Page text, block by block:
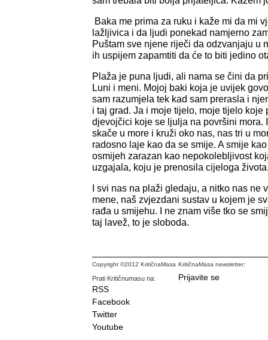
Baka me prima za ruku i kaže mi da mi
lažljivica i da ljudi ponekad namjerno
Puštam sve njene riječi da odzvanjaju u
ih uspijem zapamtiti da će to biti jedino
Plaža je puna ljudi, ali nama se čini da
Luni i meni. Mojoj baki koja je uvijek
sam razumjela tek kad sam prerasla i
i taj grad. Ja i moje tijelo, moje tijelo koje
djevojčici koje se ljulja na površini mora.
skače u more i kruži oko nas, nas tri u
radosno laje kao da se smije. A smije
osmijeh zarazan kao nepokolebljivost
uzgajala, koju je prenosila cijeloga
I svi nas na plaži gledaju, a nitko nas ne
mene, naš zvjezdani sustav u kojem je
rađa u smijehu. I ne znam više tko se
taj lavež, to je sloboda.
Copyright ©2012 KritičnaMasa
Prati Kritičnumasu na:
RSS
Facebook
Twitter
Youtube
KritičnaMasa newsletter:
Prijavite se